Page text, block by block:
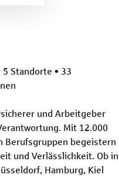
5 Standorte • 33
und Arbeitgeber
Mit 12.000
Berufsgruppen begeistern
und Verlässlichkeit. Ob in
Hamburg, Kiel